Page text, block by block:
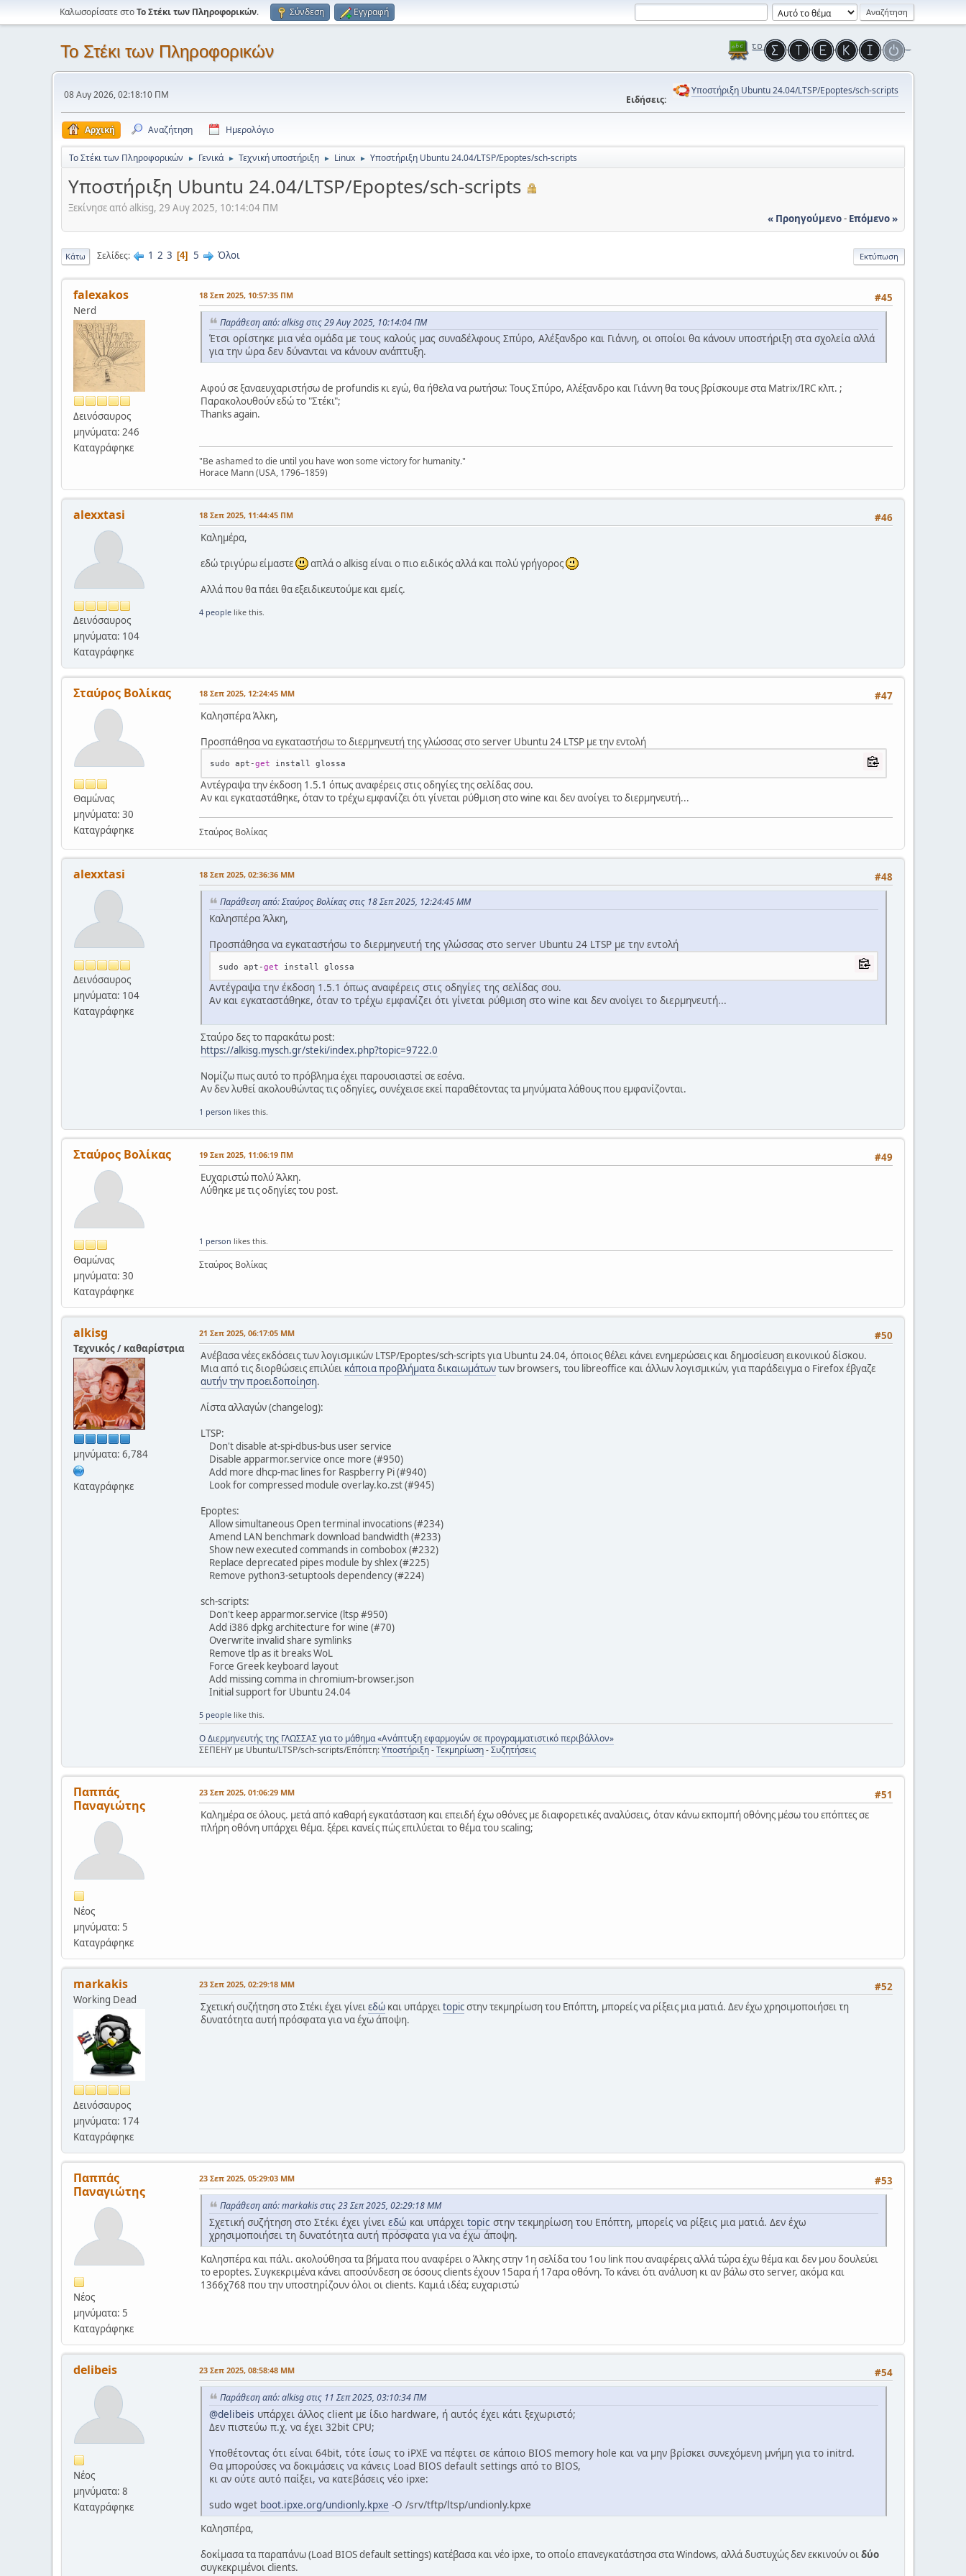
Καλωσορίσατε στοΤο Στέκι των Πληροφορικών. Σύνδεση Εγγραφή
Το Στέκι των Πληροφορικών
08 Αυγ 2026, 02:18:10 ΠΜ Ειδήσεις:
Υποστήριξη Ubuntu 24.04/LTSP/Epoptes/sch-scripts
Αρχική Αναζήτηση Ημερολόγιο
Το Στέκι των Πληροφορικών ► Γενικά ► Τεχνική υποστήριξη ► Linux ► Υποστήριξη Ubuntu 24.04/LTSP/Epoptes/sch-scripts
Υποστήριξη Ubuntu 24.04/LTSP/Epoptes/sch-scripts
Ξεκίνησε από alkisg, 29 Αυγ 2025, 10:14:04 ΠΜ
« Προηγούμενο- Επόμενο »
Εκτύπωση
Κάτω Σελίδες 1 2 3 4 5 Όλοι
falexakos
Nerd
Δεινόσαυρος
μηνύματα: 246
Καταγράφηκε
#45
18 Σεπ 2025, 10:57:35 ΠΜ
Παράθεση από: alkisg στις 29 Αυγ 2025, 10:14:04 ΠΜ
Έτσι ορίστηκε μια νέα ομάδα με τους καλούς μας συναδέλφους Σπύρο, Αλέξανδρο και Γιάννη, οι οποίοι θα κάνουν υποστήριξη στα σχολεία αλλά
για την ώρα δεν δύνανται να κάνουν ανάπτυξη.
Αφού σε ξαναευχαριστήσω de profundis κι εγώ, θα ήθελα να ρωτήσω: Τους Σπύρο, Αλέξανδρο και Γιάννη θα τους βρίσκουμε στα Matrix/IRC κλπ. ;
Παρακολουθούν εδώ το "Στέκι";
Thanks again.
"Be ashamed to die until you have won some victory for humanity."
Horace Mann (USA, 1796–1859)
alexxtasi
Δεινόσαυρος
μηνύματα: 104
Καταγράφηκε
#46
18 Σεπ 2025, 11:44:45 ΠΜ
Καλημέρα,
εδώ τριγύρω είμαστε
απλά ο alkisg είναι ο πιο ειδικός αλλά και πολύ γρήγορος
Αλλά που θα πάει θα εξειδικευτούμε και εμείς.
4 people like this.
Σταύρος Βολίκας
Θαμώνας
μηνύματα: 30
Καταγράφηκε
#47
18 Σεπ 2025, 12:24:45 ΜΜ
Καλησπέρα Άλκη,
Προσπάθησα να εγκαταστήσω το διερμηνευτή της γλώσσας στο server Ubuntu 24 LTSP με την εντολή
sudo apt -get
Αντέγραψα την έκδοση 1.5.1 όπως αναφέρεις στις οδηγίες της σελίδας σου.
Αν και εγκαταστάθηκε, όταν το τρέχω εμφανίζει ότι γίνεται ρύθμιση στο wine και δεν ανοίγει το διερμηνευτή...
Σταύρος Βολίκας
alexxtasi
Δεινόσαυρος
μηνύματα: 104
Καταγράφηκε
#48
18 Σεπ 2025, 02:36:36 ΜΜ
Παράθεση από: Σταύρος Βολίκας στις 18 Σεπ 2025, 12:24:45 ΜΜ
Καλησπέρα Άλκη,
Προσπάθησα να εγκαταστήσω το διερμηνευτή της γλώσσας στο server Ubuntu 24 LTSP με την εντολή
sudo apt -get
Αντέγραψα την έκδοση 1.5.1 όπως αναφέρεις στις οδηγίες της σελίδας σου.
Αν και εγκαταστάθηκε, όταν το τρέχω εμφανίζει ότι γίνεται ρύθμιση στο wine και δεν ανοίγει το διερμηνευτή...
Σταύρο δες το παρακάτω post:
https://alkisg.mysch.gr/steki/index.php?topic=9722.0
Νομίζω πως αυτό το πρόβλημα έχει παρουσιαστεί σε εσένα.
Αν δεν λυθεί ακολουθώντας τις οδηγίες, συνέχεισε εκεί παραθέτοντας τα μηνύματα λάθους που εμφανίζονται.
1 person likes this.
Σταύρος Βολίκας
Θαμώνας
μηνύματα: 30
Καταγράφηκε
#49
19 Σεπ 2025, 11:06:19 ΠΜ
Ευχαριστώ πολύ Άλκη.
Λύθηκε με τις οδηγίες του post.
1 person likes this.
Σταύρος Βολίκας
alkisg
Τεχνικός / καθαρίστρια
μηνύματα: 6,784
Καταγράφηκε
#50
21 Σεπ 2025, 06:17:05 ΜΜ
Ανέβασα νέες εκδόσεις των λογισμικών LTSP/Epoptes/sch-scripts για Ubuntu 24.04, όποιος θέλει κάνει ενημερώσεις και δημοσίευση εικονικού δίσκου.
Μια από τις διορθώσεις επιλύει κάποια προβλήματα δικαιωμάτωντων browsers, του libreoffice και άλλων λογισμικών, για παράδειγμα ο Firefox έβγαζε
αυτήν την προειδοποίηση.
Λίστα αλλαγών (changelog):
LTSP:
Don't disable at-spi-dbus-bus user service
Disable apparmor.service once more (#950)
Add more dhcp-mac lines for Raspberry Pi (#940)
Look for compressed module overlay.ko.zst (#945)
Epoptes:
Allow simultaneous Open terminal invocations (#234)
Amend LAN benchmark download bandwidth (#233)
Show new executed commands in combobox (#232)
Replace deprecated pipes module by shlex (#225)
Remove python3-setuptools dependency (#224)
sch-scripts:
Don't keep apparmor.service (ltsp #950)
Add i386 dpkg architecture for wine (#70)
Overwrite invalid share symlinks
Remove tlp as it breaks WoL
Force Greek keyboard layout
Add missing comma in chromium-browser.json
Initial support for Ubuntu 24.04
5 people like this.
Ο Διερμηνευτής της ΓΛΩΣΣΑΣ για το μάθημα «Ανάπτυξη εφαρμογών σε προγραμματιστικό περιβάλλον»
ΣΕΠΕΗΥ με Ubuntu/LTSP/sch-scripts/Επόπτη:Υποστήριξη-Τεκμηρίωση-Συζητήσεις
Παππάς
Παναγιώτης
Νέος
μηνύματα: 5
Καταγράφηκε
#51
23 Σεπ 2025, 01:06:29 ΜΜ
Καλημέρα σε όλους. μετά από καθαρή εγκατάσταση και επειδή έχω οθόνες με διαφορετικές αναλύσεις, όταν κάνω εκπομπή οθόνης μέσω του επόπτες σε
πλήρη οθόνη υπάρχει θέμα. ξέρει κανείς πώς επιλύεται το θέμα του scaling;
markakis
Working Dead
Δεινόσαυρος
μηνύματα: 174
Καταγράφηκε
#52
23 Σεπ 2025, 02:29:18 ΜΜ
Σχετική συζήτηση στο Στέκι έχει γίνειεδώ και υπάρχειtopicστην τεκμηρίωση του Επόπτη, μπορείς να ρίξεις μια ματιά. Δεν έχω χρησιμοποιήσει τη
δυνατότητα αυτή πρόσφατα για να έχω άποψη.
Παππάς
Παναγιώτης
Νέος
μηνύματα: 5
Καταγράφηκε
#53
23 Σεπ 2025, 05:29:03 ΜΜ
Παράθεση από: markakis στις 23 Σεπ 2025, 02:29:18 ΜΜ
Σχετική συζήτηση στο Στέκι έχει γίνει εδώ και υπάρχει topic στην τεκμηρίωση του Επόπτη, μπορείς να ρίξεις μια ματιά. Δεν έχω
χρησιμοποιήσει τη δυνατότητα αυτή πρόσφατα για να έχω άποψη.
Καλησπέρα και πάλι. ακολούθησα τα βήματα που αναφέρει ο Άλκης στην 1η σελίδα του 1ου link που αναφέρεις αλλά τώρα έχω θέμα και δεν μου δουλεύει
το epoptes. Συγκεκριμένα κάνει αποσύνδεση σε όσους clients έχουν 15αρα ή 17αρα οθόνη. Το κάνει ότι ανάλυση κι αν βάλω στο server, ακόμα και
1366χ768 που την υποστηρίζουν όλοι οι clients. Καμιά ιδέα; ευχαριστώ
delibeis
Νέος
μηνύματα: 8
Καταγράφηκε
#54
23 Σεπ 2025, 08:58:48 ΜΜ
Παράθεση από: alkisg στις 11 Σεπ 2025, 03:10:34 ΠΜ
@delibeis υπάρχει άλλος client με ίδιο hardware, ή αυτός έχει κάτι ξεχωριστό;
Δεν πιστεύω π.χ. να έχει 32bit CPU;
Υποθέτοντας ότι είναι 64bit, τότε ίσως το iPXE να πέφτει σε κάποιο BIOS memory hole και να μην βρίσκει συνεχόμενη μνήμη για το initrd.
Θα μπορούσες να δοκιμάσεις να κάνεις Load BIOS default settings από το BIOS,
κι αν ούτε αυτό παίξει, να κατεβάσεις νέο ipxe:
sudo wget boot.ipxe.org/undionly.kpxe -O /srv/tftp/ltsp/undionly.kpxe
Καλησπέρα,
δοκίμασα τα παραπάνω (Load BIOS default settings) κατέβασα και νέο ipxe, το οποίο επανεγκατάστησα στα Windows, αλλά δυστυχώς δεν εκκινούν οιδύο
συγκεκριμένοι clients.